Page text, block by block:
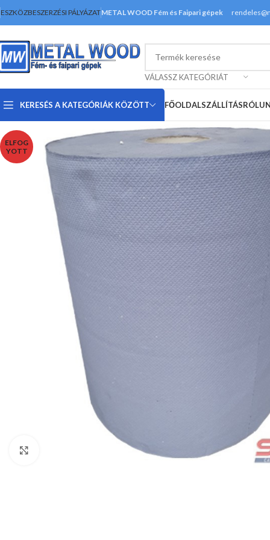
ESZKÖZBESZERZÉSI PÁLYÁZATMETAL WOOD Fém és Faipari gépek
VÁLASSZ KATEGÓRIÁT
KERESÉS A KATEGÓRIÁK KÖZÖTT FŐOLDALSZÁLLÍTÁS
ELFOG
YOTT
Nagyításhoz kattints ide